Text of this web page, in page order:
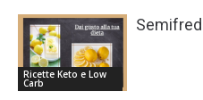
Ricette Keto e Low
Carb